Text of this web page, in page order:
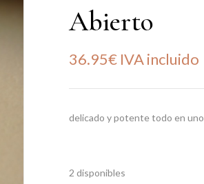
Abierto
36.95€ IVA incluido
delicado y potente todo en uno
2 disponibles